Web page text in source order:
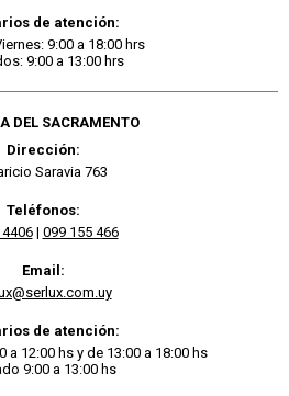
de atención:
9:00 a 18:00 hrs
9:00 a 13:00 hrs
DEL SACRAMENTO
Dirección:
Saravia 763
Teléfonos:
| 099 155 466
Email:
de atención:
a 12:00 hs y de 13:00 a 18:00 hs
9:00 a 13:00 hs